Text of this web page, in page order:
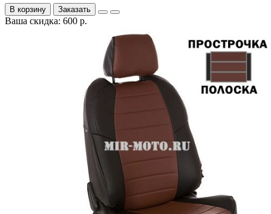
В корзину Заказать
Ваша скидка: 600 р.